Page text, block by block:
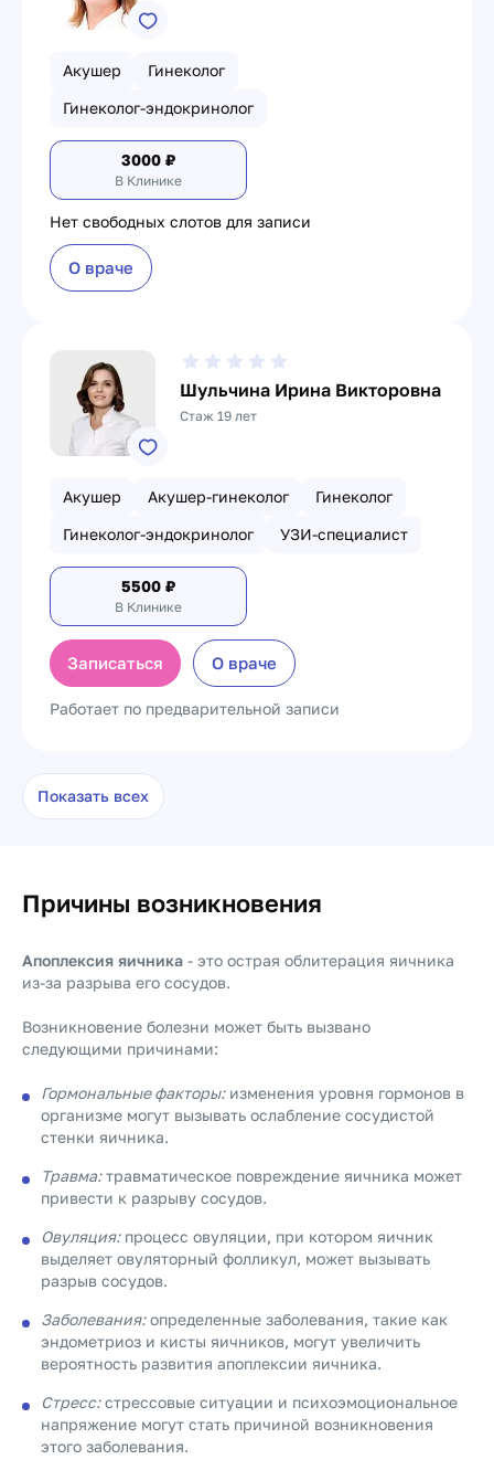
Акушер
Гинеколог
Гинеколог-эндокринолог
3000 ₽
В Клинике
Нет свободных слотов для записи
О враче
Шульчина Ирина Викторовна
Стаж 19 лет
Акушер Акушер-гинеколог
Гинеколог
Гинеколог-эндокринолог
УЗИ-специалист
5500 ₽
В Клинике
Записаться О враче
Работает по предварительной записи
Показать всех
Причины возникновения
Апоплексия яичника - это острая облитерация яичника
из-за разрыва его сосудов.
Возникновение болезни может быть вызвано
следующими причинами:
Гормональные факторы:изменения уровня гормонов в
организме могут вызывать ослабление сосудистой
стенки яичника.
Травма:травматическое повреждение яичника может
привести к разрыву сосудов.
Овуляция:процесс овуляции, при котором яичник
выделяет овуляторный фолликул, может вызывать
разрыв сосудов.
Заболевания:определенные заболевания, такие как
эндометриоз и кисты яичников, могут увеличить
вероятность развития апоплексии яичника.
Стресс:стрессовые ситуации и психоэмоциональное
напряжение могут стать причиной возникновения
этого заболевания.